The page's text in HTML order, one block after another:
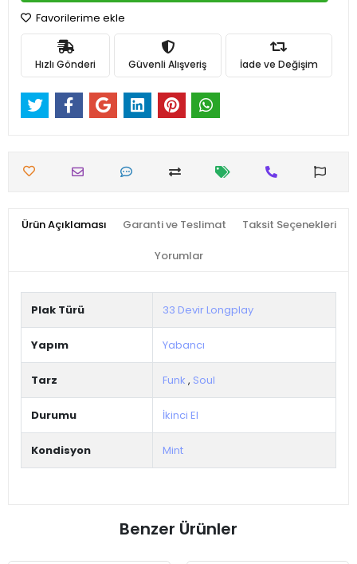
Favorilerime ekle
Hızlı Gönderi Güvenli Alışveriş İade ve Değişim
Ürün Açıklaması Garanti ve Teslimat Taksit Seçenekleri
Yorumlar
Plak Türü 33 Devir Longplay
Yapım Yabancı
Tarz Funk , Soul
Durumu İkinci El
Kondisyon Mint
Benzer Ürünler